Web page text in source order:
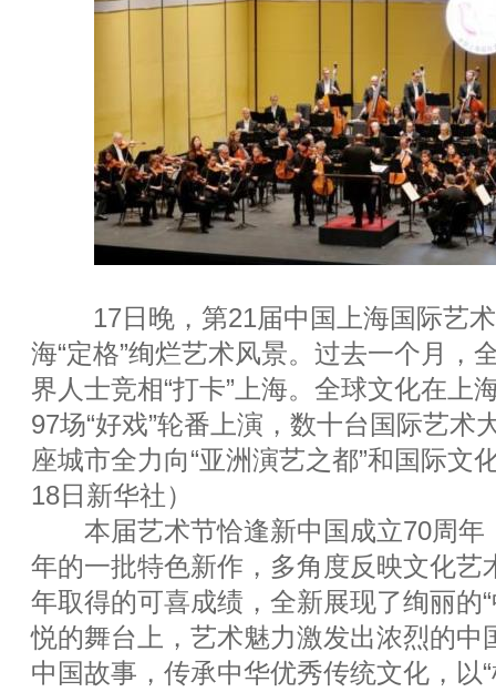
17日晚，第21届中国上海国际艺术
海“定格”绚烂艺术风景。过去一个月，
界人士竞相“打卡”上海。全球文化在
97场“好戏”轮番上演，数十台国际艺术
座城市全力向“亚洲演艺之都”和国际文
18日新华社）
本届艺术节恰逢新中国成立70周年
年的一批特色新作，多角度反映文化艺
年取得的可喜成绩，全新展现了绚丽的
悦的舞台上，艺术魅力激发出浓烈的中
中国故事，传承中华优秀传统文化，以